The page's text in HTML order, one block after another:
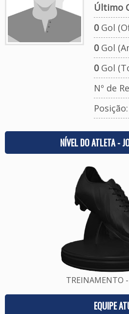
Último
0Gol
0Gol
0Gol
Nº de
Posição:
NÍVEL DO ATLETA -
TREINAMENTO
EQUIPE